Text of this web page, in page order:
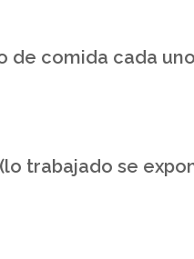
de comida cada
trabajado se